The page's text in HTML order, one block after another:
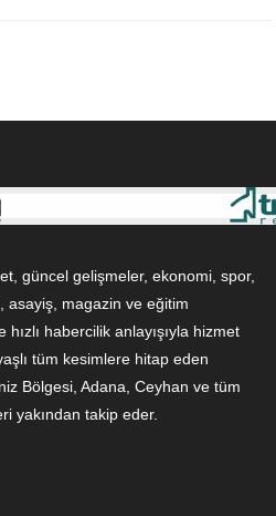
güncel gelişmeler, ekonomi, spor,
asayiş, magazin ve eğitim
habercilik anlayışıyla hizmet
tüm kesimlere hitap eden
Bölgesi, Adana, Ceyhan ve tüm
yakından takip eder.